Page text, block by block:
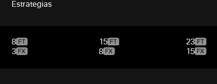
Estrategias
8
3
15
8
23
15